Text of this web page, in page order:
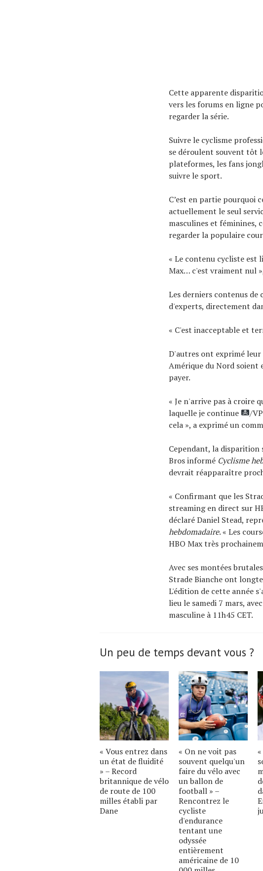
Cette apparente
vers les forums en ligne
regarder la série.
Suivre le cyclisme
se déroulent souvent tôt
plateformes, les fans
suivre le sport.
C’est en partie pourquoi
actuellement le seul
masculines et féminines,
regarder la populaire
« Le contenu cycliste est
Max… c'est vraiment nul
Les derniers contenus
d'experts, directement
« C'est inacceptable et
D'autres ont exprimé
Amérique du Nord soient
payer.
« Je n'arrive pas à croire
laquelle je continue
/
cela », a exprimé un
Cependant, la disparition
Bros informé Cyclisme
devrait réapparaître
« Confirmant que les
streaming en direct sur
déclaré Daniel Stead,
hebdomadaire. « Les
HBO Max très
Avec ses montées
Strade Bianche ont
L'édition de cette année
lieu le samedi 7 mars,
masculine à 11h45 CET.
Un peu de temps devant vous ?
« Vous entrez dans
un état de fluidité
» – Record
britannique de vélo
de route de 100
milles établi par
Dane
« On ne voit pas
souvent quelqu'un
faire du vélo avec
un ballon de
football » –
Rencontrez le
cycliste
d'endurance
tentant une
odyssée
entièrement
américaine de 10